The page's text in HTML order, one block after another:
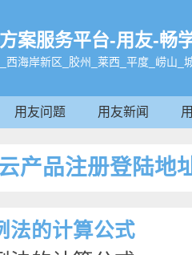
案服务平台-用友-畅
西海岸新区_胶州_莱西_平度_崂山_
用友问题 用友新闻
产品注册登陆地
法的计算公式